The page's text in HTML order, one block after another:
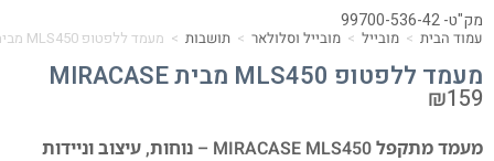
מק"ט- 99700-536-42
עמוד הבית > מובייל > מובייל וסלולאר > תושבות > מעמד ללפטופ MLS450 מבית MIRACASE
מעמד ללפטופ MLS450 מבית MIRACASE
₪159
מעמד מתקפל MIRACASE MLS450 – נוחות, עיצוב וניידות